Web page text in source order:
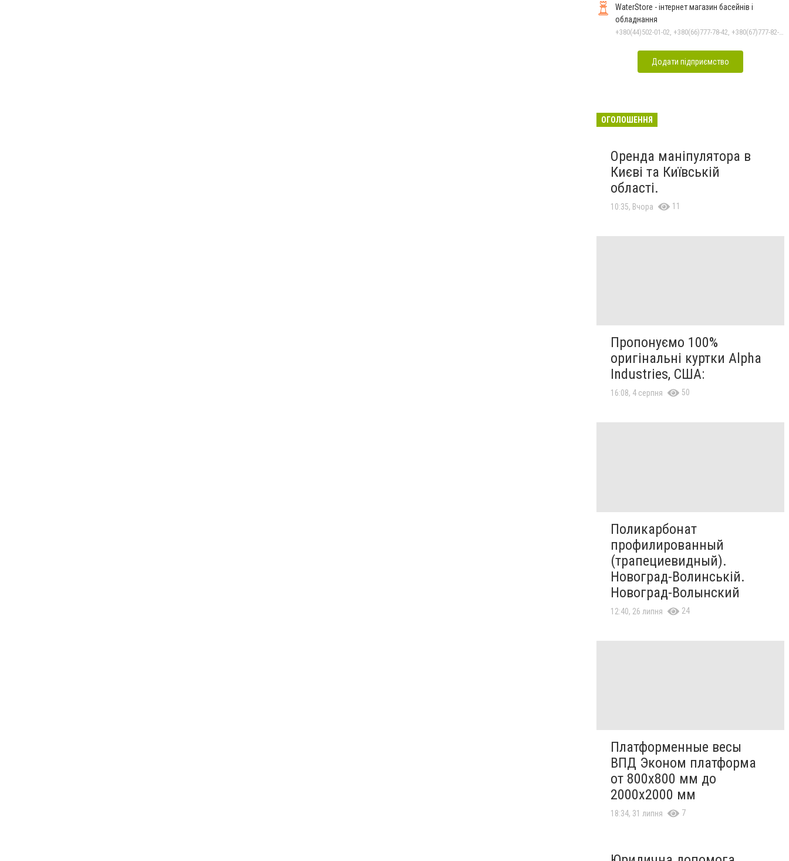
WaterStore - інтернет магазин басейнів і
обладнання
+380(44)502-01-02, +380(66)777-78-42, +380(67)777-82-19, +380(67)890-80-80, +380(73)890-80-80, +380(44)502-01-03
Додати підприємство
ОГОЛОШЕННЯ
Оренда маніпулятора в
Києві та Київській
області.
10:35, Вчора 11
Пропонуємо 100%
оригінальні куртки Alpha
Industries, США:
16:08, 4 серпня 50
Поликарбонат
профилированный
(трапециевидный).
Новоград-Волинській.
Новоград-Волынский
12:40, 26 липня 24
Платформенные весы
ВПД Эконом платформа
от 800х800 мм до
2000х2000 мм
18:34, 31 липня 7